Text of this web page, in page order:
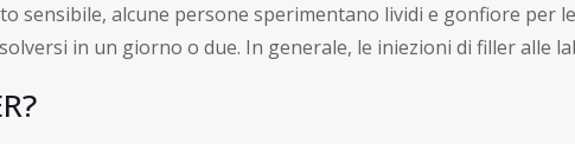
sensibile, alcune persone sperimentano lividi e gonfiore per
in un giorno o due. In generale, le iniezioni di filler alle